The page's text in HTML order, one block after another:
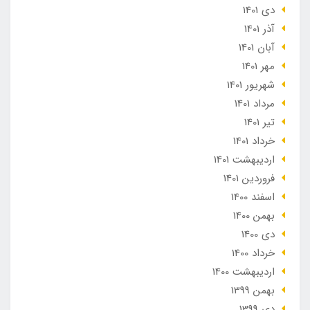
دی 1401
آذر 1401
آبان 1401
مهر 1401
شهریور 1401
مرداد 1401
تير 1401
خرداد 1401
ارديبهشت 1401
فروردین 1401
اسفند 1400
بهمن 1400
دی 1400
خرداد 1400
ارديبهشت 1400
بهمن 1399